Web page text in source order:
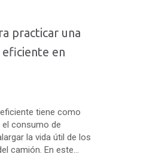
practicar una
eficiente en
tiene como
consumo de
la vida útil de los
camión. En este...